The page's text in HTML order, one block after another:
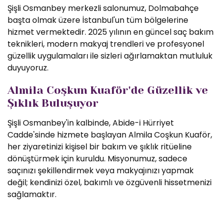
Şişli Osmanbey merkezli salonumuz, Dolmabahçe
başta olmak üzere İstanbul'un tüm bölgelerine
hizmet vermektedir. 2025 yılının en güncel saç bakım
teknikleri, modern makyaj trendleri ve profesyonel
güzellik uygulamaları ile sizleri ağırlamaktan mutluluk
duyuyoruz.
Almila Coşkun Kuaför'de Güzellik ve
Şıklık Buluşuyor
Şişli Osmanbey'in kalbinde, Abide-i Hürriyet
Cadde'sinde hizmete başlayan Almila Coşkun Kuaför,
her ziyaretinizi kişisel bir bakım ve şıklık ritüeline
dönüştürmek için kuruldu. Misyonumuz, sadece
saçınızı şekillendirmek veya makyajınızı yapmak
değil; kendinizi özel, bakımlı ve özgüvenli hissetmenizi
sağlamaktır.